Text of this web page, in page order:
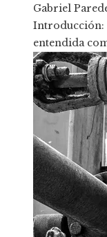
Gabriel
Introducción:
entendida